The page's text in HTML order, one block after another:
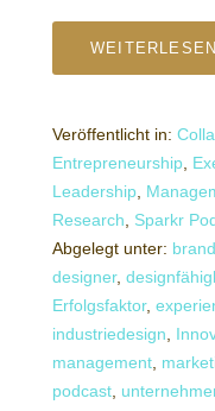
Veröffentlicht in:
Entrepreneurship
Leadership
Research
Sparkr
Abgelegt unter:
designer,
Erfolgsfaktor,
industriedesign
management
podcast